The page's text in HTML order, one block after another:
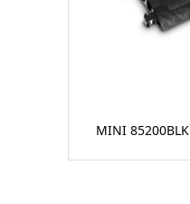
MINI 85200BLK